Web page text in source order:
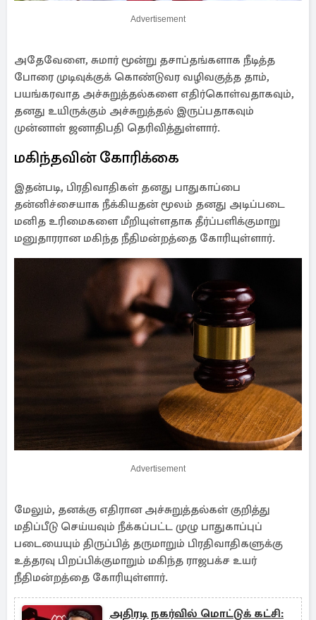
Advertisement
அதேவேளை, சுமார் மூன்று தசாப்தங்களாக நீடித்த
போரை முடிவுக்குக் கொண்டுவர வழிவகுத்த தாம்,
பயங்கரவாத அச்சுறுத்தல்களை எதிர்கொள்வதாகவும்,
தனது உயிருக்கும் அச்சுறுத்தல் இருப்பதாகவும்
முன்னாள் ஜனாதிபதி தெரிவித்துள்ளார்.
மகிந்தவின் கோரிக்கை
இதன்படி, பிரதிவாதிகள் தனது பாதுகாப்பை
தன்னிச்சையாக நீக்கியதன் மூலம் தனது அடிப்படை
மனித உரிமைகளை மீறியுள்ளதாக தீர்ப்பளிக்குமாறு
மனுதாரரான மகிந்த நீதிமன்றத்தை கோரியுள்ளார்.
Advertisement
மேலும், தனக்கு எதிரான அச்சுறுத்தல்கள் குறித்து
மதிப்பீடு செய்யவும் நீக்கப்பட்ட முழு பாதுகாப்புப்
படையையும் திருப்பித் தருமாறும் பிரதிவாதிகளுக்கு
உத்தரவு பிறப்பிக்குமாறும் மகிந்த ராஜபக்ச உயர்
நீதிமன்றத்தை கோரியுள்ளார்.
அதிரடி நகர்வில் மொட்டுக் கட்சி: